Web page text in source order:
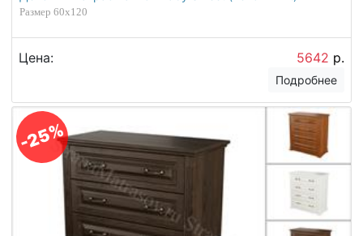
Размер 60х120
Цена: 5642 р.
Подробнее
-25%